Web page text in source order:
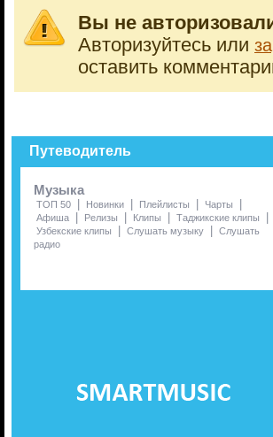
Вы не
Авторизуйтесь или
оставить
Путеводитель
Музыка
ТОП 50 Новинки Плейлисты Чарты
Афиша Релизы Клипы Таджикские клипы
Узбекские клипы Слушать музыку
Слушать
радио